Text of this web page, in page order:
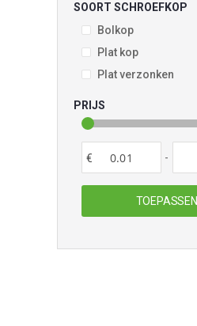
SOORT SCHROEFKOP
Bolkop
Plat kop
Plat verzonken
PRIJS
€ -
TOEPASSEN